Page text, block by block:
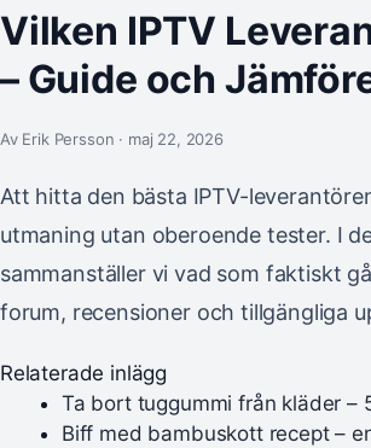
Vilken IPTV
– Guide och
Av Erik Persson · maj 22, 2026
Att hitta den bästa IPTV-
utmaning utan oberoende tester. I
sammanställer vi vad som faktiskt
forum, recensioner och tillgängliga
Relaterade inlägg
Ta bort tuggummi från kläder –
Biff med bambuskott recept –